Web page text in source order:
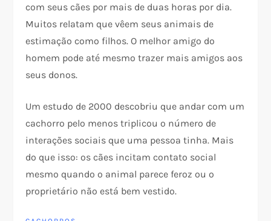
com seus cães por mais de duas horas por dia.
Muitos relatam que vêem seus animais de
estimação como filhos. O melhor amigo do
homem pode até mesmo trazer mais amigos aos
seus donos.
Um estudo de 2000 descobriu que andar com um
cachorro pelo menos triplicou o número de
interações sociais que uma pessoa tinha. Mais
do que isso: os cães incitam contato social
mesmo quando o animal parece feroz ou o
proprietário não está bem vestido.